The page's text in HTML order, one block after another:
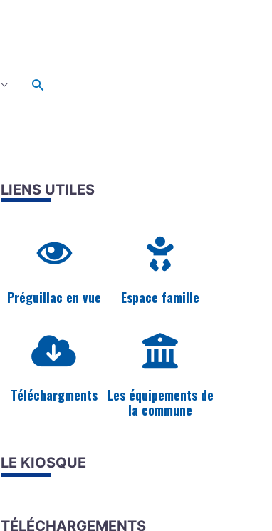
Rechercher
LIENS UTILES
Préguillac en vue Espace famille
Téléchargments Les équipements de
la commune
LE KIOSQUE
TÉLÉCHARGEMENTS